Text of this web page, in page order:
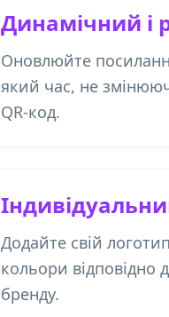
Динамічний і
Оновлюйте
який час, не
QR-код.
Додайте свій
кольори відповідно
бренду.